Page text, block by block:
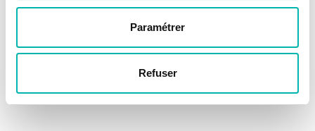
Paramétrer
Refuser